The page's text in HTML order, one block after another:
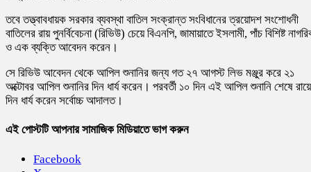
তবে তত্ত্বাবধায়ক সরকার ব্যবস্থা বাতিল সংক্রান্ত সংবিধানের ত্রয়োদশ সংশোধনী
বাতিলের রায় পুনর্বিবেচনা (রিভিউ) চেয়ে বিএনপি, জামায়াতে ইসলামী, পাঁচ বিশিষ্ট
ও এক ব্যক্তি আবেদন করেন।
সে রিভিউ আবেদন থেকে আপিল শুনানির জন্য গত ২৭ আগস্ট লিভ মঞ্জুর করে ২১
অক্টোবর আপিল শুনানির দিন ধার্য করেন। পরবর্তী ১০ দিন এই আপিল শুনানি শেষে
দিন ধার্য করেন সর্বোচ্চ আদালত।
এই পোস্টটি আপনার সামাজিক মিডিয়াতে ভাগ করুন
Facebook